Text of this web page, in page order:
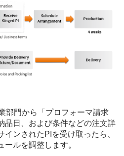
部門から「プロフォーマ請求
品日、および条件などの注文詳
ンされたPIを受け取ったら、
ルを調整します。